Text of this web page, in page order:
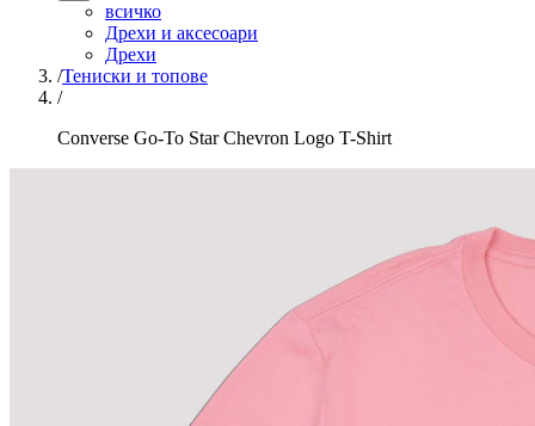
всичко
Дрехи и аксесоари
Дрехи
/Тениски и топове
/
Converse Go-To Star Chevron Logo T-Shirt